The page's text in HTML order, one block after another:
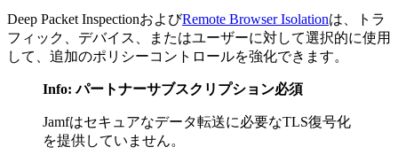
Deep Packet InspectionおよびRemote Browser Isolationは、トラ
フィック、デバイス、またはユーザーに対して選択的に使用
して、追加のポリシーコントロールを強化できます。
Info: パートナーサブスクリプション必須
Jamfはセキュアなデータ転送に必要なTLS復号化
を提供していません。